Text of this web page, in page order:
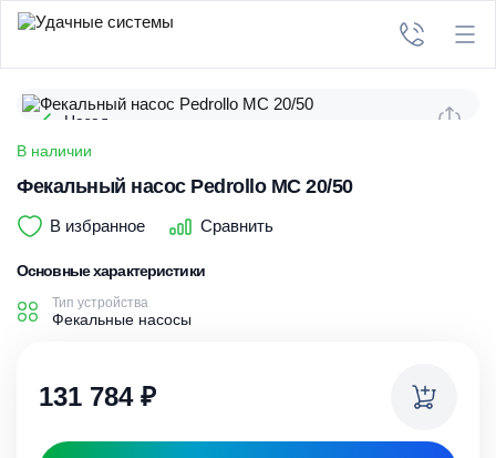
Назад
В наличии
Фекальный насос Pedrollo MC 20/50
В избранное Сравнить
Основные характеристики
Тип устройства
Фекальные насосы
131 784 ₽